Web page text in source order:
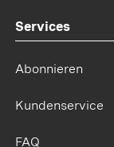
Services
Abonnieren
Kundenservice
FAQ